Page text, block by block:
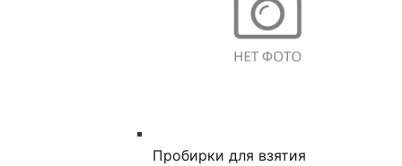
Пробирки для взятия